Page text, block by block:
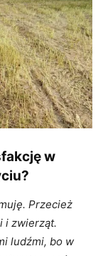
w
Przecież
i zwierząt.
ludźmi, bo w